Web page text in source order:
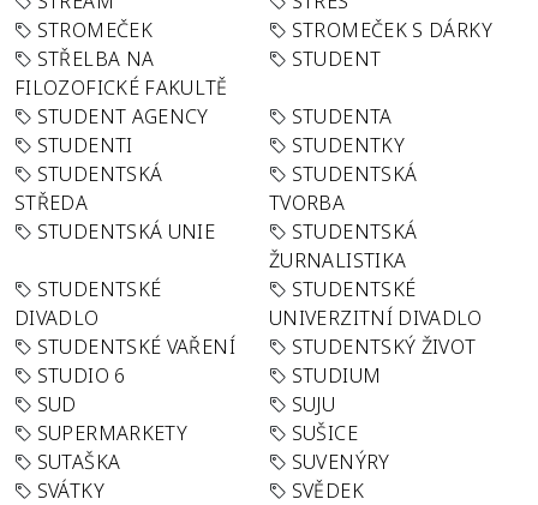
STROMEČEK
STROMEČEK S DÁRKY
STŘELBA NA
FILOZOFICKÉ FAKULTĚ
STUDENT
STUDENT AGENCY
STUDENTA
STUDENTI
STUDENTKY
STUDENTSKÁ
STŘEDA
STUDENTSKÁ
TVORBA
STUDENTSKÁ UNIE
STUDENTSKÁ
ŽURNALISTIKA
STUDENTSKÉ
DIVADLO
STUDENTSKÉ
UNIVERZITNÍ DIVADLO
STUDENTSKÉ VAŘENÍ
STUDENTSKÝ ŽIVOT
STUDIO 6
STUDIUM
SUD
SUJU
SUPERMARKETY
SUŠICE
SUTAŠKA
SUVENÝRY
SVÁTKY
SVĚDEK